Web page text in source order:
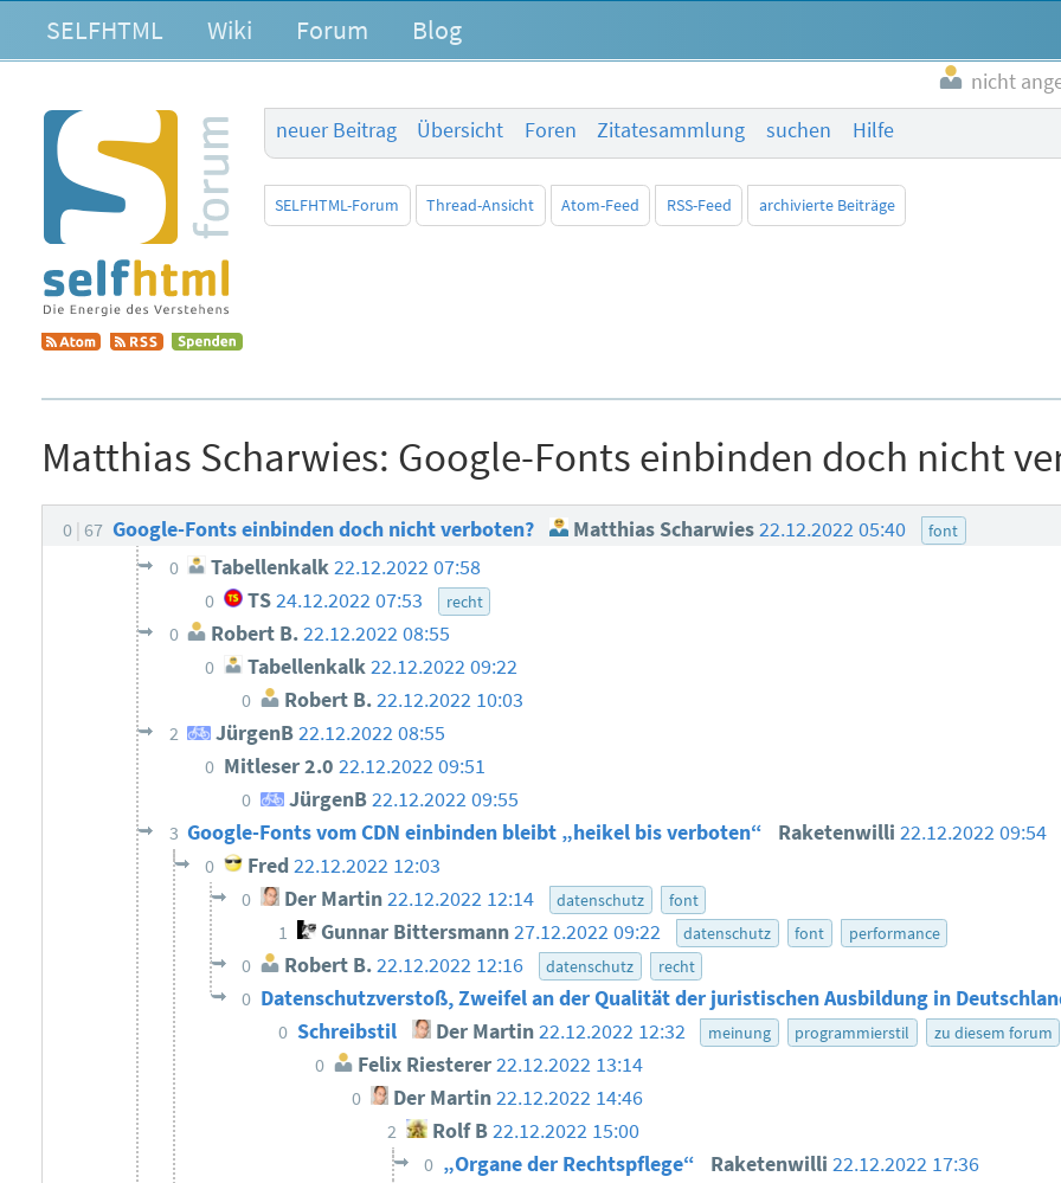
SELFHTML Wiki Forum Blog
nicht
neuer Beitrag
Übersicht Foren Zitatesammlung suchen Hilfe
SELFHTML-Forum Thread-Ansicht Atom-Feed RSS-Feed archivierte Beiträge
Matthias Scharwies: Google-Fonts einbinden doch nicht
0 67 Google-Fonts einbinden doch nicht verboten? Matthias Scharwies22.12.2022 05:40 font
0 Tabellenkalk22.12.2022 07:58
0 TS24.12.2022 07:53 recht
0 Robert B.22.12.2022 08:55
0 Tabellenkalk22.12.2022 09:22
0 Robert B.22.12.2022 10:03
2 JürgenB 22.12.2022 08:55
0 Mitleser 2.022.12.2022 09:51
0 JürgenB22.12.2022 09:55
3 Google-Fonts vom CDN einbinden bleibt „heikel bis verboten“ Raketenwilli22.12.2022 09:54
0 Fred 22.12.2022 12:03
0 Der Martin22.12.2022 12:14 datenschutz font
1 Gunnar Bittersmann27.12.2022 09:22 datenschutz font performance
0 Robert B.22.12.2022 12:16 datenschutz recht
0 Datenschutzverstoß, Zweifel an der Qualität der juristischen Ausbildung in
0 Schreibstil Der Martin 22.12.2022 12:32 meinung programmierstil zu diesem forum
0 Felix Riesterer 22.12.2022 13:14
0 Der Martin22.12.2022 14:46
2 Rolf B22.12.2022 15:00
0 „Organe der Rechtspflege“ Raketenwilli 22.12.2022 17:36